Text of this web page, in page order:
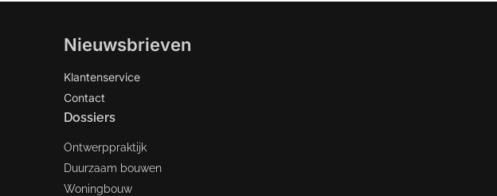
Nieuwsbrieven
Klantenservice
Contact
Dossiers
Ontwerppraktijk
Duurzaam bouwen
Woningbouw